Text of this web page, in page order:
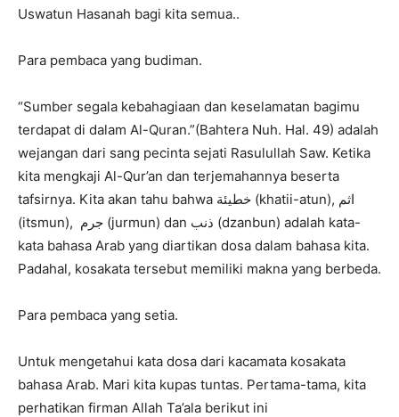
Uswatun Hasanah bagi kita semua..
Para pembaca yang budiman.
“Sumber segala kebahagiaan dan keselamatan bagimu
terdapat di dalam Al-Quran.”(Bahtera Nuh. Hal. 49) adalah
wejangan dari sang pecinta sejati Rasulullah Saw. Ketika
kita mengkaji Al-Qur’an dan terjemahannya beserta
tafsirnya. Kita akan tahu bahwa خطيئة (khatii-atun), اثم
(itsmun), جرم (jurmun) dan ذنب (dzanbun) adalah kata-
kata bahasa Arab yang diartikan dosa dalam bahasa kita.
Padahal, kosakata tersebut memiliki makna yang berbeda.
Para pembaca yang setia.
Untuk mengetahui kata dosa dari kacamata kosakata
bahasa Arab. Mari kita kupas tuntas. Pertama-tama, kita
perhatikan firman Allah Ta’ala berikut ini